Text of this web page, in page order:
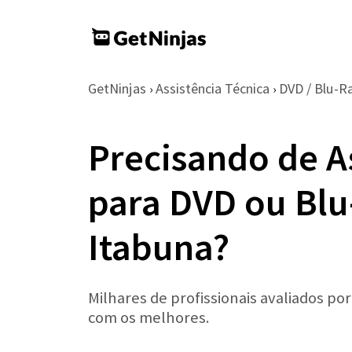
GetNinjas › Assistência Técnica › DVD / Blu-
Precisando de
para DVD ou
Itabuna?
Milhares de profissionais avaliados
com os melhores.